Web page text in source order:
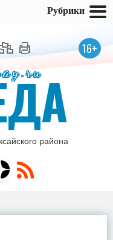
16+
района
Рубрики